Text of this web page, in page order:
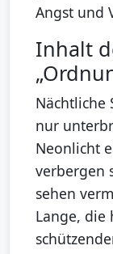
Angst und
Inhalt
Nächtliche
nur
Neonlicht
verbergen
sehen
Lange, die